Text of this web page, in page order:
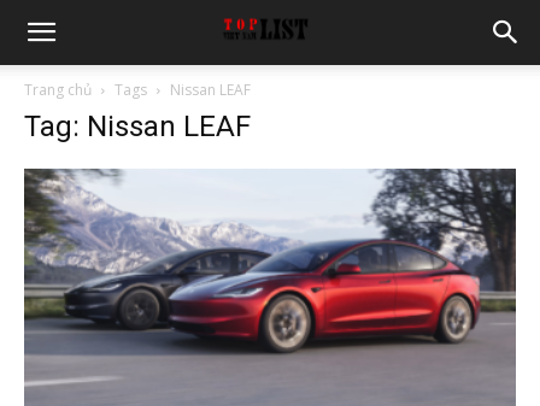
Trang chủ Tags Nissan LEAF
Tag: Nissan LEAF